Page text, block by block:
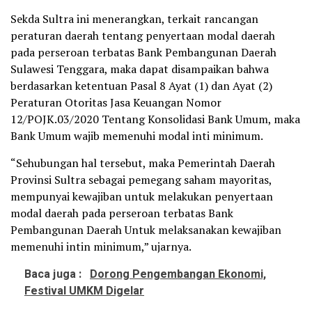
Sekda Sultra ini menerangkan, terkait rancangan
peraturan daerah tentang penyertaan modal daerah
pada perseroan terbatas Bank Pembangunan Daerah
Sulawesi Tenggara, maka dapat disampaikan bahwa
berdasarkan ketentuan Pasal 8 Ayat (1) dan Ayat (2)
Peraturan Otoritas Jasa Keuangan Nomor
12/POJK.03/2020 Tentang Konsolidasi Bank Umum, maka
Bank Umum wajib memenuhi modal inti minimum.
“Sehubungan hal tersebut, maka Pemerintah Daerah
Provinsi Sultra sebagai pemegang saham mayoritas,
mempunyai kewajiban untuk melakukan penyertaan
modal daerah pada perseroan terbatas Bank
Pembangunan Daerah Untuk melaksanakan kewajiban
memenuhi intin minimum,” ujarnya.
Baca juga : Dorong Pengembangan Ekonomi,
Festival UMKM Digelar